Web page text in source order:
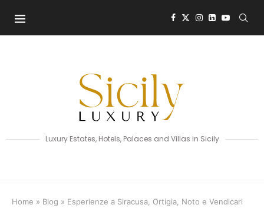
Luxury Estates, Hotels, Palaces and Villas in Sicily
Home » Blog » Esperienze a Siracusa, Ortigia, Noto e Vendicari